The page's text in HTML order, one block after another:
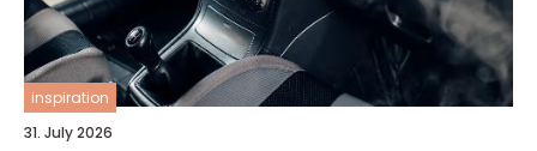
inspiration
31. July 2026